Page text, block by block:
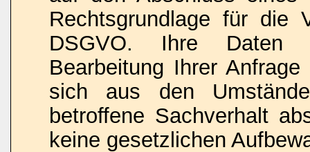
Rechtsgrundlage für
DSGVO. Ihre Daten
Bearbeitung Ihrer
sich aus den
betroffene Sachverhalt
keine gesetzlichen